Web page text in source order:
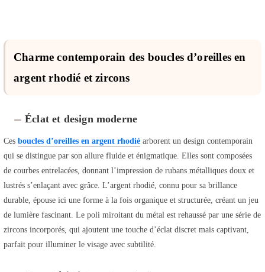
Charme contemporain des boucles d’oreilles en
argent rhodié et zircons
Éclat et design moderne
Ces boucles d’oreilles en argent rhodié arborent un design contemporain
qui se distingue par son allure fluide et énigmatique. Elles sont composées
de courbes entrelacées, donnant l’impression de rubans métalliques doux et
lustrés s’enlaçant avec grâce. L’argent rhodié, connu pour sa brillance
durable, épouse ici une forme à la fois organique et structurée, créant un jeu
de lumière fascinant. Le poli miroitant du métal est rehaussé par une série de
zircons incorporés, qui ajoutent une touche d’éclat discret mais captivant,
parfait pour illuminer le visage avec subtilité.